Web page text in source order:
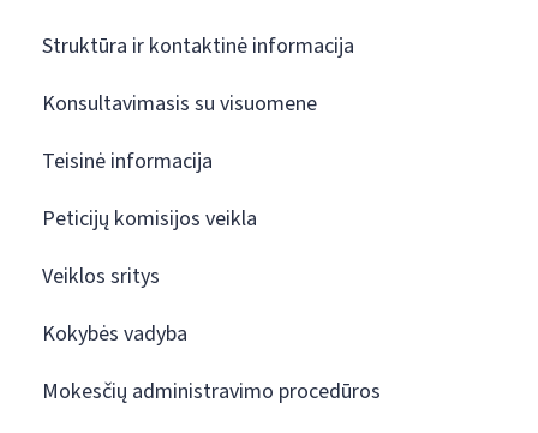
Struktūra ir kontaktinė informacija
Konsultavimasis su visuomene
Teisinė informacija
Peticijų komisijos veikla
Veiklos sritys
Kokybės vadyba
Mokesčių administravimo procedūros